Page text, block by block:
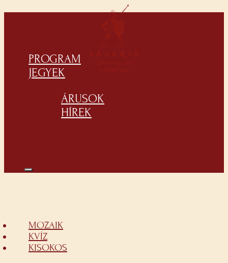
PROGRAM
JEGYEK
ÁRUSOK
HÍREK
MOZAIK
KVÍZ
KISOKOS